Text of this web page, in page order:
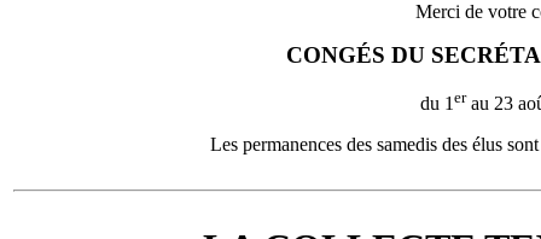
Merci de votre
CONGÉS DU
du 1 erau 23
Les permanences des samedis des élus